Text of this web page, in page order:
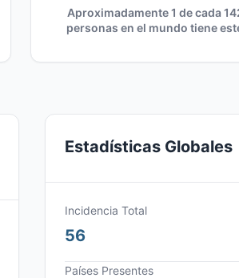
Aproximadamente 1 de cada
personas en el mundo tiene
Estadísticas Globales
Incidencia Total
56
Países Presentes